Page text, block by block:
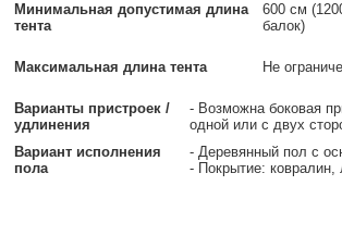
Минимальная допустимая длина
тента
600 см
балок)
Максимальная длина тента Не
Варианты пристроек /
удлинения
- Возможна боковая
одной или с двух
Вариант исполнения
пола
- Деревянный пол с
- Покрытие: